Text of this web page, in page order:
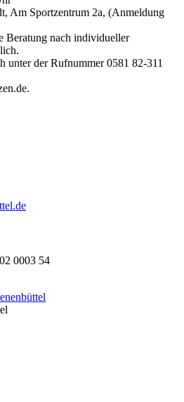
Am Sportzentrum 2a, (Anmeldung
Beratung nach individueller
unter der Rufnummer 0581 82-311
0003 54